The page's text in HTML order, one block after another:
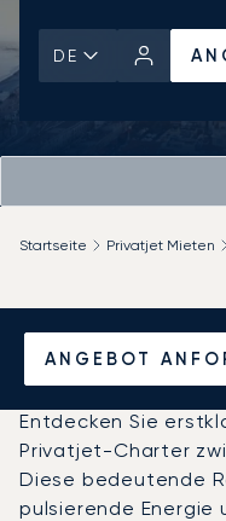
DE
ANGEBOT
Startseite Privatjet Mieten
Mieten
zwischen
Entdecken Sie
Privatjet-Charter
Diese bedeutende
pulsierende Energie